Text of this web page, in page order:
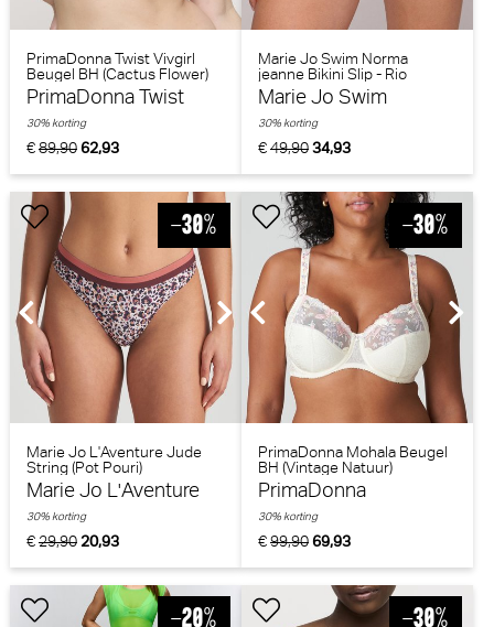
PrimaDonna Twist Vivgirl
Beugel BH (Cactus Flower)
PrimaDonna Twist
€89,9062,93
30% korting
Marie Jo Swim Norma
jeanne Bikini Slip - Rio
(Tropical Sunset)
Marie Jo Swim
€49,9034,93
30% korting
Marie Jo L'Aventure Jude
String (Pot Pouri)
Marie Jo L'Aventure
€29,90 20,93
30% korting
PrimaDonna Mohala Beugel
BH (Vintage Natuur)
PrimaDonna
€99,9069,93
30% korting